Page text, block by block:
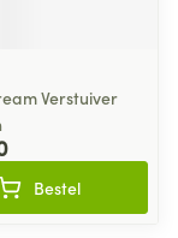
Verstuiver
Bestel